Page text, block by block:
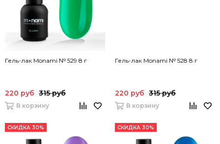
Гель-лак Monami № 529 8 г
220 руб 315 руб
В корзину
Гель-лак Monami № 528 8 г
220 руб 315 руб
В корзину
СКИДКА 30% СКИДКА 30%